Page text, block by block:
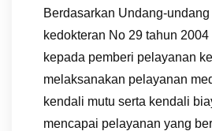
Berdasarkan Undang-
kedokteran No 29 tahun
kepada pemberi pelayanan
melaksanakan pelayanan
kendali mutu serta kendali
mencapai pelayanan yang